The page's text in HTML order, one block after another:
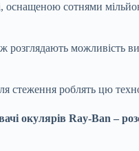
сотнями
можливість
стеження роблять цю
окулярів Ray-Ban –